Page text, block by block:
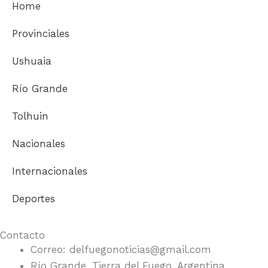
o
o
r
m
Home
Provinciales
Ushuaia
Río Grande
Tolhuin
Nacionales
Internacionales
Deportes
Contacto
Correo: delfuegonoticias@gmail.com